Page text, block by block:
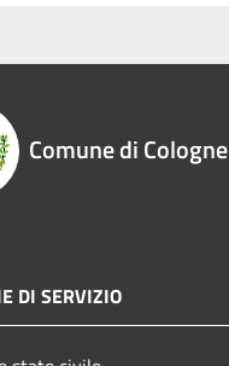
Comune di Cologne
DI SERVIZIO